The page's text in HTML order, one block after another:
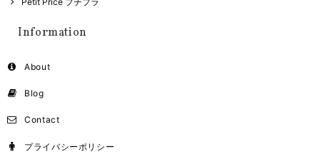
Information
About
Blog
Contact
プライバシーポリシー